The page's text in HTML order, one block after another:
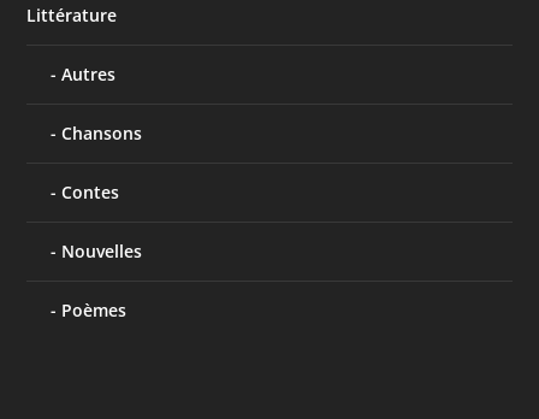
Littérature
Autres
Chansons
Contes
Nouvelles
Poèmes